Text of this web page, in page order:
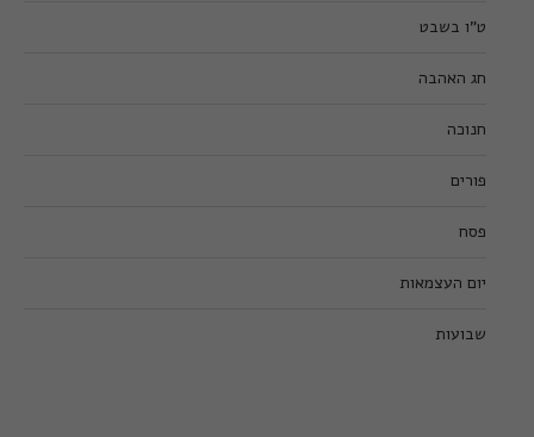
ט”ו בשבט
חג האהבה
חנוכה
פורים
פסח
יום העצמאות
שבועות